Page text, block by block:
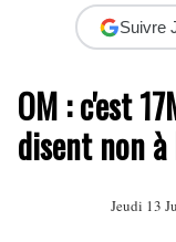
Suivre
OM : c'est
disent non
Jeudi 13